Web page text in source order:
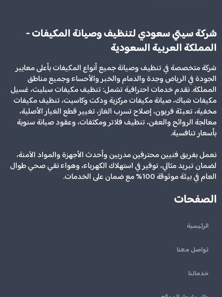
شركة سيتي سعودي لتنظيف وصيانة المكيفات -
المملكة العربية السعودية
شركة متخصصة في تنظيف وصيانة جميع أنواع المكيفات بأعلى معايير
الجودة في الرياض وجدة والدمام والخبر والأحساء وجميع مناطق
المملكة. نقدم خدمات احترافية تشمل: تنظيف مكيفات سبليت، غسيل
مكيفات شباك، صيانة مكيفات مركزية ودكت وكاسيت، تنظيف مكيفات
مخفية، تعبئة فريون، إصلاح تسرب الغاز، تغيير قطع الغيار الأصلية،
معالجة الروائح والعفن، تنظيف فلاتر ومكثفات، وعقود صيانة سنوية
بأسعار تنافسية.
نعمل بفريق فنيين محترفين مدربين وأحدث الأجهزة والمواد الآمنة،
لضمان تبريد مثالي، توفير في استهلاك الكهرباء، وهواء نقي صحي طوال
العام في بيئة موثوقة 100% مع ضمان على الخدمات.
الصفحات
الرئيسية
تواصل معنا
خدماتنا